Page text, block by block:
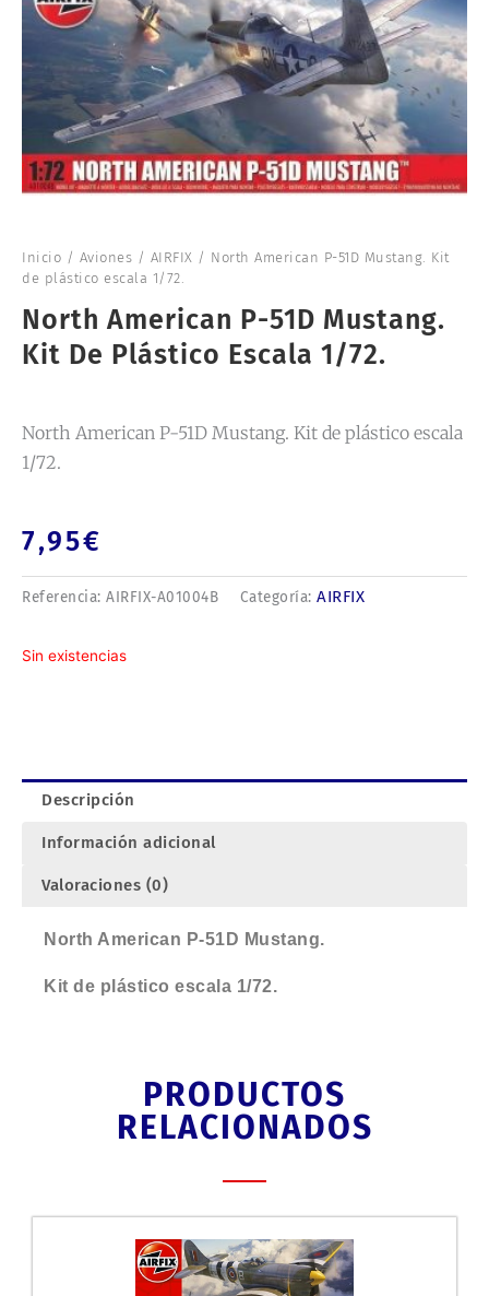
Inicio / Aviones / AIRFIX / North American P-51D Mustang. Kit
de plástico escala 1/72.
North American P-51D Mustang.
Kit De Plástico Escala 1/72.
North American P-51D Mustang. Kit de plástico escala
1/72.
7,95€
Referencia: AIRFIX-A01004B Categoría: AIRFIX
Sin existencias
Descripción
Información adicional
Valoraciones (0)
North American P-51D Mustang.
Kit de plástico escala 1/72.
PRODUCTOS
RELACIONADOS